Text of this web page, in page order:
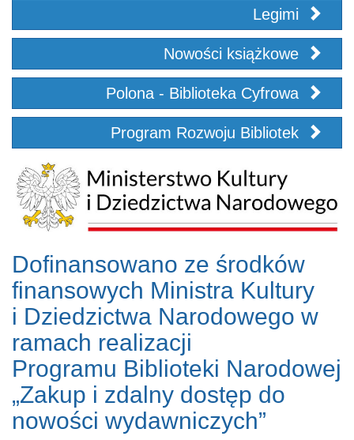
Legimi
Nowości książkowe
Polona - Biblioteka Cyfrowa
Program Rozwoju Bibliotek
Dofinansowano ze środków
finansowych Ministra Kultury
i Dziedzictwa Narodowego w
ramach realizacji
Programu Biblioteki Narodowej
„Zakup i zdalny dostęp do
nowości wydawniczych”